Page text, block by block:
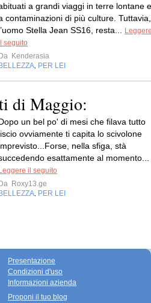
a grandi viaggi in terre lontane e
contaminazioni di più culture. Tuttavia,
Stella Jean SS16, resta...
seguito
Kenderasia
PER LEI
di Maggio:
un bel po' di mesi che filava tutto
ovviamente ti capita lo scivolone
nella sfiga, stà
esattamente al momento...
il seguito
Roxy13.ge
PER LEI
Presentazione
Condizioni d'uso
Informazioni azienda
Proponi il tuo blog